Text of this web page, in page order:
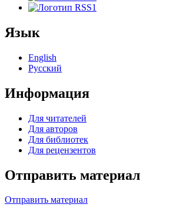
Язык
English
Русский
Информация
Для читателей
Для авторов
Для библиотек
Для рецензентов
Отправить материал
Отправить материал